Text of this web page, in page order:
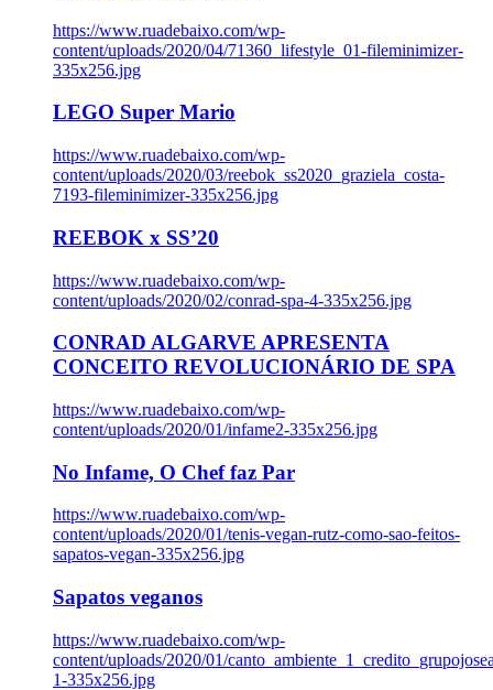
https://www.ruadebaixo.com/wp-
content/uploads/2020/04/71360_lifestyle_01-fileminimizer-
335x256.jpg
LEGO Super Mario
https://www.ruadebaixo.com/wp-
content/uploads/2020/03/reebok_ss2020_graziela_costa-
7193-fileminimizer-335x256.jpg
REEBOK x SS’20
https://www.ruadebaixo.com/wp-
content/uploads/2020/02/conrad-spa-4-335x256.jpg
CONRAD ALGARVE APRESENTA
CONCEITO REVOLUCIONÁRIO DE SPA
https://www.ruadebaixo.com/wp-
content/uploads/2020/01/infame2-335x256.jpg
No Infame, O Chef faz Par
https://www.ruadebaixo.com/wp-
content/uploads/2020/01/tenis-vegan-rutz-como-sao-feitos-
sapatos-vegan-335x256.jpg
Sapatos veganos
https://www.ruadebaixo.com/wp-
content/uploads/2020/01/
1-335x256.jpg